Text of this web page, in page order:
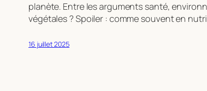
planète. Entre les arguments santé,
végétales ? Spoiler : comme souvent en
16 juillet 2025